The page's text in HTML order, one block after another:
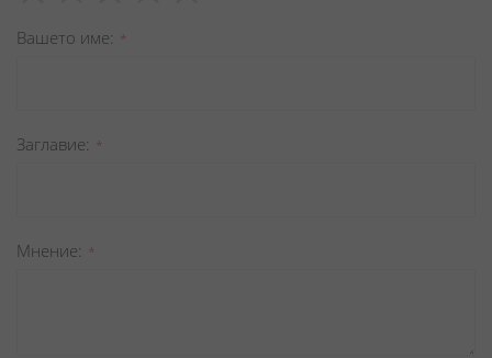
star
stars
stars
stars
stars
Вашето име
Заглавиe
Мнение